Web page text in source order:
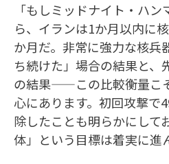
「もしミッドナイト・ハ
ら、イランは1か月以内に
か月だ。非常に強力な核兵
ち続けた」場合の結果と、
の結果——この比較衡量こ
心にあります。初回攻撃で
除したことも明らかにして
体」という目標は着実に進